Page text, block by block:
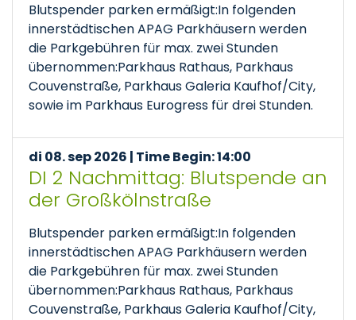
Blutspender parken ermäßigt:In folgenden
innerstädtischen APAG Parkhäusern werden
die Parkgebühren für max. zwei Stunden
übernommen:Parkhaus Rathaus, Parkhaus
Couvenstraße, Parkhaus Galeria Kaufhof/City,
sowie im Parkhaus Eurogress für drei Stunden.
di 08. sep 2026 | Time Begin: 14:00
DI 2 Nachmittag: Blutspende an
der Großkölnstraße
Blutspender parken ermäßigt:In folgenden
innerstädtischen APAG Parkhäusern werden
die Parkgebühren für max. zwei Stunden
übernommen:Parkhaus Rathaus, Parkhaus
Couvenstraße, Parkhaus Galeria Kaufhof/City,